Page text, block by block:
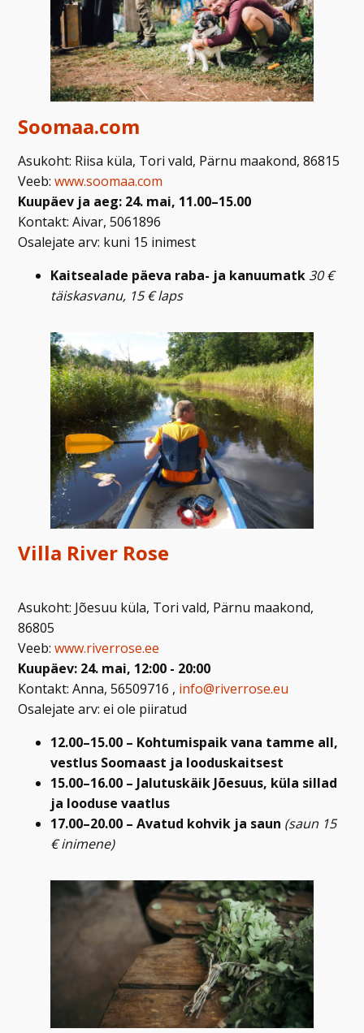
Soomaa.com
Asukoht: Riisa küla, Tori vald, Pärnu maakond, 86815
Veeb:www.soomaa.com
Kuupäev ja aeg: 24. mai, 11.00–15.00
Kontakt: Aivar, 5061896
Osalejate arv: kuni 15 inimest
Kaitsealade päeva raba- ja kanuumatk 30 €
täiskasvanu, 15 € laps
Villa River Rose
Asukoht: Jõesuu küla, Tori vald, Pärnu maakond,
86805
Veeb:www.riverrose.ee
Kuupäev: 24. mai, 12:00 - 20:00
Kontakt: Anna, 56509716 , info@riverrose.eu
Osalejate arv: ei ole piiratud
12.00–15.00 – Kohtumispaik vana tamme all,
vestlus Soomaast ja looduskaitsest
15.00–16.00 – Jalutuskäik Jõesuus, küla sillad
ja looduse vaatlus
17.00–20.00 – Avatud kohvik ja saun (saun 15
€ inimene)